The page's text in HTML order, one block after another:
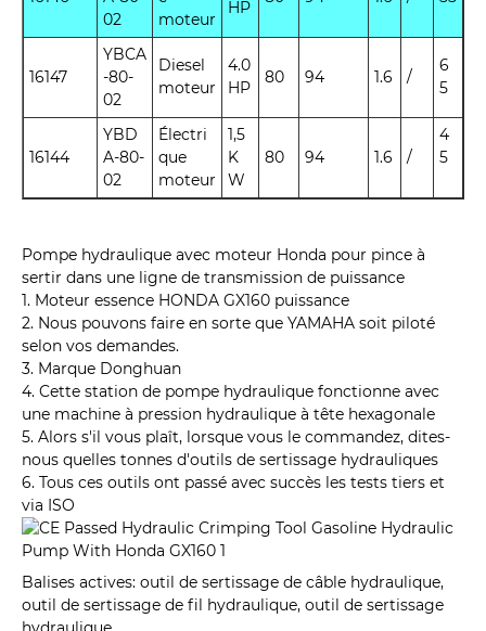
02
moteur
HP
16147
YBCA
-80-
02
Diesel
moteur
4.0
HP
80 94 1.6 /
6
5
16144
YBD
A-80-
02
Électri
que
moteur
1,5
K
W
80 94 1.6 /
4
5
Pompe hydraulique avec moteur Honda pour pince à
sertir dans une ligne de transmission de puissance
1. Moteur essence HONDA GX160 puissance
2. Nous pouvons faire en sorte que YAMAHA soit piloté
selon vos demandes.
3. Marque Donghuan
4. Cette station de pompe hydraulique fonctionne avec
une machine à pression hydraulique à tête hexagonale
5. Alors s'il vous plaît, lorsque vous le commandez, dites-
nous quelles tonnes d'outils de sertissage hydrauliques
6. Tous ces outils ont passé avec succès les tests tiers et
via ISO
Balises actives: outil de sertissage de câble hydraulique,
outil de sertissage de fil hydraulique, outil de sertissage